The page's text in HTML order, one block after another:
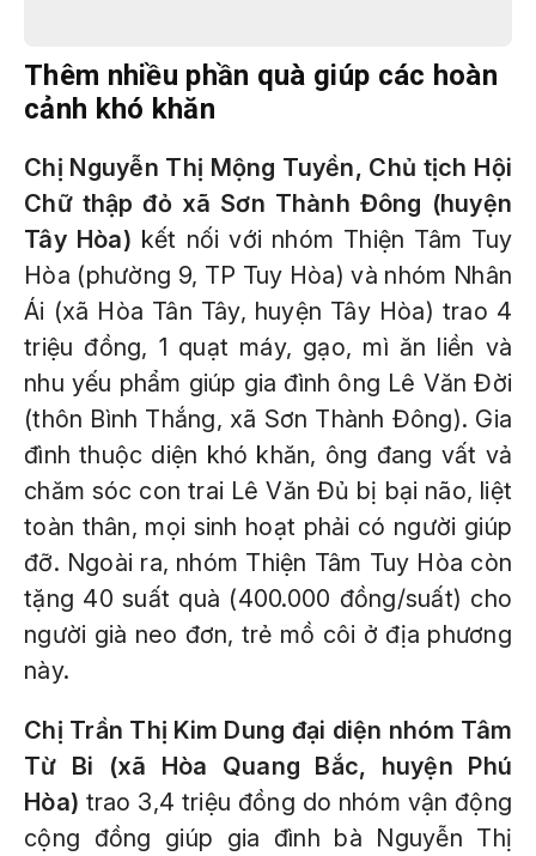
Thêm nhiều phần quà giúp các hoàn
cảnh khó khăn
Chị Nguyễn Thị Mộng Tuyền, Chủ tịch Hội
Chữ thập đỏ xã Sơn Thành Đông (huyện
Tây Hòa) kết nối với nhóm Thiện Tâm Tuy
Hòa (phường 9, TP Tuy Hòa) và nhóm Nhân
Ái (xã Hòa Tân Tây, huyện Tây Hòa) trao 4
triệu đồng, 1 quạt máy, gạo, mì ăn liền và
nhu yếu phẩm giúp gia đình ông Lê Văn Đời
(thôn Bình Thắng, xã Sơn Thành Đông). Gia
đình thuộc diện khó khăn, ông đang vất vả
chăm sóc con trai Lê Văn Đủ bị bại não, liệt
toàn thân, mọi sinh hoạt phải có người giúp
đỡ. Ngoài ra, nhóm Thiện Tâm Tuy Hòa còn
tặng 40 suất quà (400.000 đồng/suất) cho
người già neo đơn, trẻ mồ côi ở địa phương
này.
Chị Trần Thị Kim Dung đại diện nhóm Tâm
Từ Bi (xã Hòa Quang Bắc, huyện Phú
Hòa) trao 3,4 triệu đồng do nhóm vận động
cộng đồng giúp gia đình bà Nguyễn Thị